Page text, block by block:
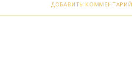
ДОБАВИТЬ КОММЕНТАРИЙ